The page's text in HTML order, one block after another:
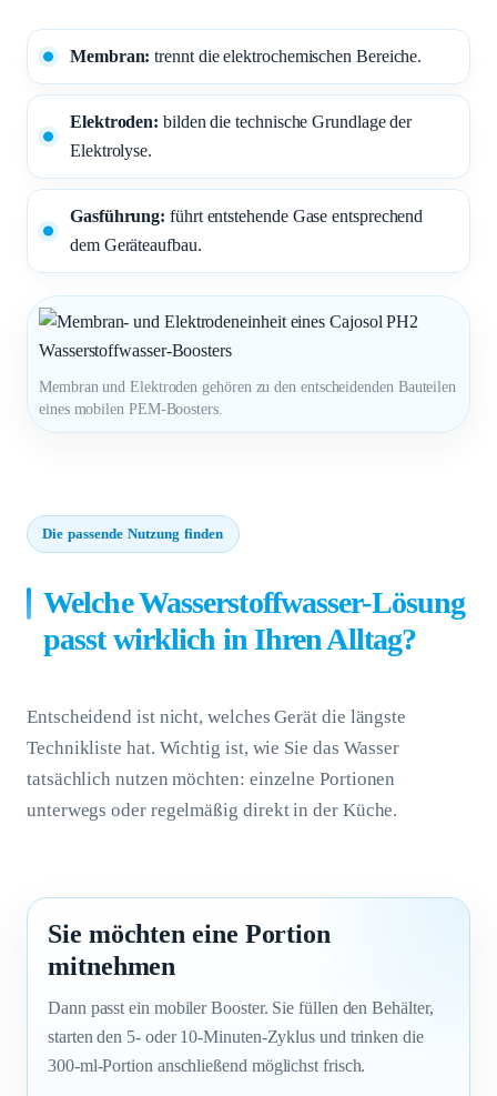
Membran: trennt die elektrochemischen Bereiche.
Elektroden: bilden die technische Grundlage der
Elektrolyse.
Gasführung: führt entstehende Gase entsprechend
dem Geräteaufbau.
Membran und Elektroden gehören zu den entscheidenden Bauteilen
eines mobilen PEM-Boosters.
Die passende Nutzung finden
Welche Wasserstoffwasser-Lösung
passt wirklich in Ihren Alltag?
Entscheidend ist nicht, welches Gerät die längste
Technikliste hat. Wichtig ist, wie Sie das Wasser
tatsächlich nutzen möchten: einzelne Portionen
unterwegs oder regelmäßig direkt in der Küche.
Sie möchten eine Portion
mitnehmen
Dann passt ein mobiler Booster. Sie füllen den Behälter,
starten den 5- oder 10-Minuten-Zyklus und trinken die
300-ml-Portion anschließend möglichst frisch.